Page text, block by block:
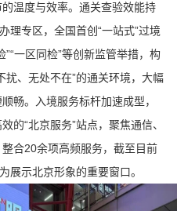
温度与效率。通关查验效能持
理专区，全国首创“一站式”过境
一区同检”等创新监管举措，构
扰、无处不在”的通关环境，大幅
畅。入境服务标杆加速成型，
的“北京服务”站点，聚焦通信、
合20余项高频服务，截至目前
展示北京形象的重要窗口。